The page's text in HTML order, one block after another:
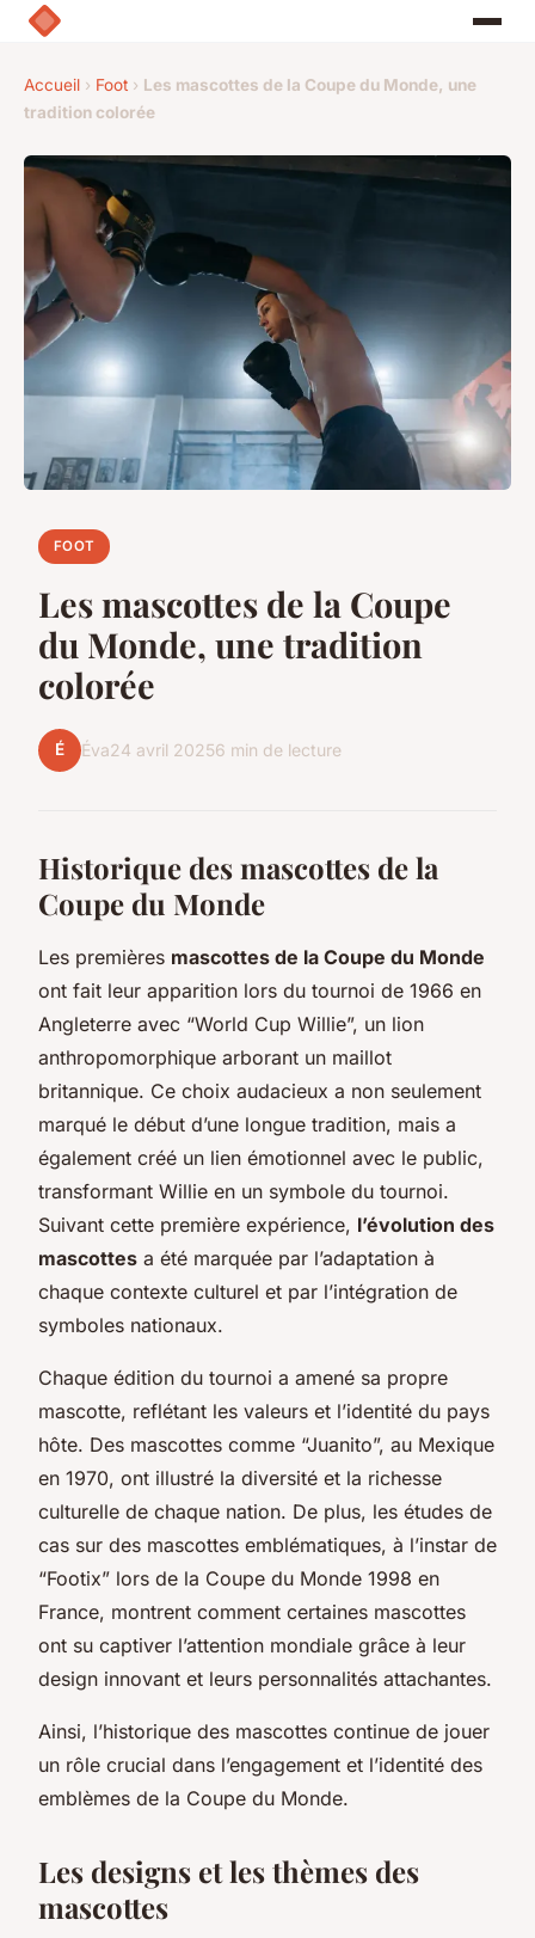
Accueil › Foot › Les mascottes de la Coupe du Monde, une
tradition colorée
FOOT
Les mascottes de la Coupe
du Monde, une tradition
colorée
É Éva24 avril 20256 min de lecture
Historique des mascottes de la
Coupe du Monde
Les premières mascottes de la Coupe du Monde
ont fait leur apparition lors du tournoi de 1966 en
Angleterre avec “World Cup Willie”, un lion
anthropomorphique arborant un maillot
britannique. Ce choix audacieux a non seulement
marqué le début d’une longue tradition, mais a
également créé un lien émotionnel avec le public,
transformant Willie en un symbole du tournoi.
Suivant cette première expérience, l’évolution des
mascottes a été marquée par l’adaptation à
chaque contexte culturel et par l’intégration de
symboles nationaux.
Chaque édition du tournoi a amené sa propre
mascotte, reflétant les valeurs et l’identité du pays
hôte. Des mascottes comme “Juanito”, au Mexique
en 1970, ont illustré la diversité et la richesse
culturelle de chaque nation. De plus, les études de
cas sur des mascottes emblématiques, à l’instar de
“Footix” lors de la Coupe du Monde 1998 en
France, montrent comment certaines mascottes
ont su captiver l’attention mondiale grâce à leur
design innovant et leurs personnalités attachantes.
Ainsi, l’historique des mascottes continue de jouer
un rôle crucial dans l’engagement et l’identité des
emblèmes de la Coupe du Monde.
Les designs et les thèmes des
mascottes